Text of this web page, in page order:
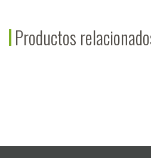
Productos